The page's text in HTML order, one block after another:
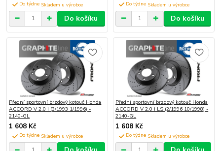
Do týdne
Do košíku
Do týdne
Do košíku
Přední sportovní brzdový kotouč Honda
ACCORD V 2.0 i (3/1993 1/1996) -
2140-GL
1 608 Kč
Do týdne
Přední sportovní brzdový kotouč Honda
ACCORD V 2.0 i LS (2/1996 10/1998) -
2140-GL
1 608 Kč
Do týdne